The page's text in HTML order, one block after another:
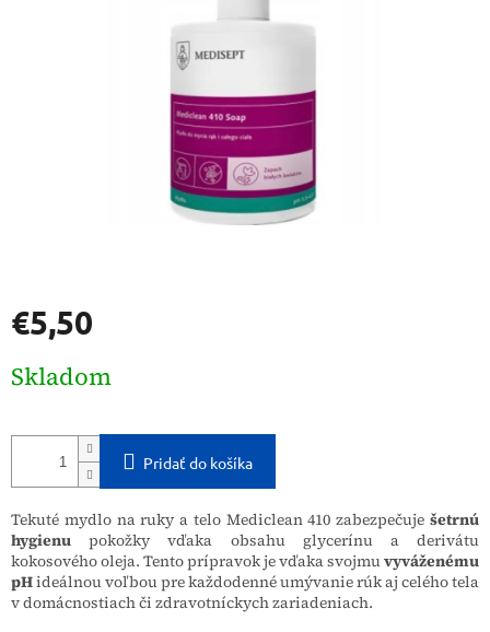
€5,50
cena:
Skladom
Pridať do košíka
Tekuté mydlo na ruky a telo Mediclean 410 zabezpečuje šetrnú
hygienu pokožky vďaka obsahu glycerínu a derivátu
kokosového oleja. Tento prípravok je vďaka svojmuvyváženému
pHideálnou voľbou pre každodenné umývanie rúk aj celého tela
v domácnostiach či zdravotníckych zariadeniach.